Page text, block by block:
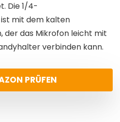
Die 1/4-
mit dem kalten
der das Mikrofon leicht mit
verbinden kann.
PRÜFEN